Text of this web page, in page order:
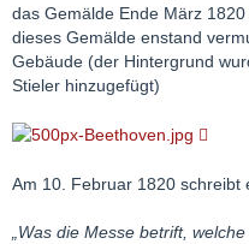
das Gemälde Ende März
dieses Gemälde enstand
Gebäude (der Hintergrund
Stieler hinzugefügt)
Am 10. Februar 1820 schreibt
„Was die Messe betrift,